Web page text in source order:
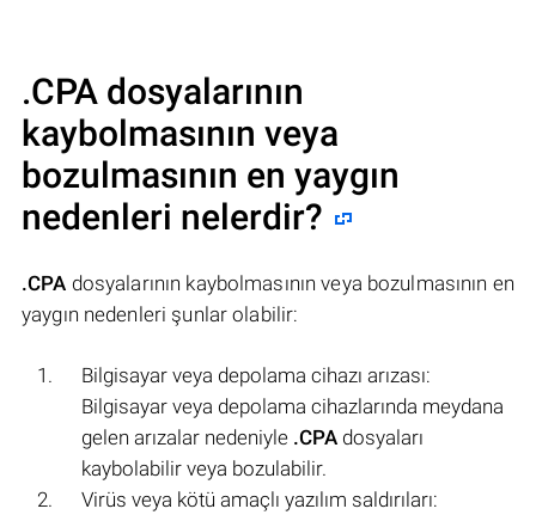
.CPA dosyalarının
kaybolmasının veya
bozulmasının en yaygın
nedenleri nelerdir?
.CPA dosyalarının kaybolmasının veya bozulmasının en
yaygın nedenleri şunlar olabilir:
Bilgisayar veya depolama cihazı arızası:
Bilgisayar veya depolama cihazlarında meydana
gelen arızalar nedeniyle .CPA dosyaları
kaybolabilir veya bozulabilir.
Virüs veya kötü amaçlı yazılım saldırıları: